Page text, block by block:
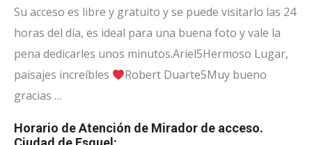
Su acceso es libre y gratuito y se puede visitarlo las 24
horas del día, es ideal para una buena foto y vale la
pena dedicarles unos minutos.Ariel5Hermoso Lugar,
paisajes increíbles
Robert Duarte5Muy bueno
gracias …
Horario de Atención de Mirador de acceso.